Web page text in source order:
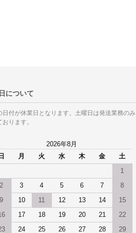
について
日付が休業日となります。土曜日は発送業務のみ
おります。
2026年8月
日
月 火 水 木 金 土
1
2 3 4 5 6 7 8
9 10 11 12 13 14 15
17 18 19 20 21 22
24 25 26 27 28 29